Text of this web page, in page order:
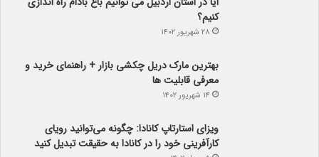
کنیم؟
۲۸ شهریور ۱۴۰۲
بهترین مارک دریل چکشی بازار + راهنمای خرید و
معرفی قابلیت ها
۱۴ شهریور ۱۴۰۲
ویزای استارتاپ کانادا: چگونه می‌توانید رویای
کارآفرینی خود را در کانادا به حقیقت تبدیل کنید
۵ مرداد ۱۴۰۲